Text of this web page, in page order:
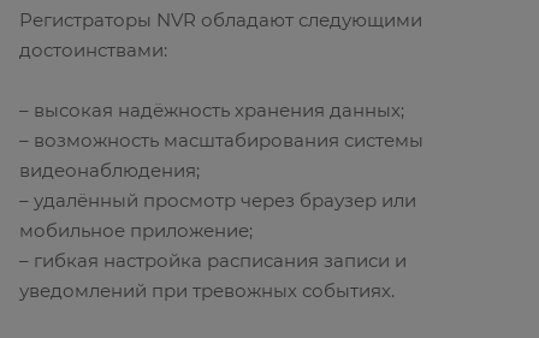
Регистраторы NVR обладают следующими
достоинствами:
– высокая надёжность хранения данных;
– возможность масштабирования системы
видеонаблюдения;
– удалённый просмотр через браузер или
мобильное приложение;
– гибкая настройка расписания записи и
уведомлений при тревожных событиях.